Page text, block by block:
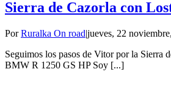
Sierra de Cazorla con
PorRuralka On road|jueves, 22
Seguimos los pasos de Vitor por la Sierra
BMW R 1250 GS HP Soy [...]